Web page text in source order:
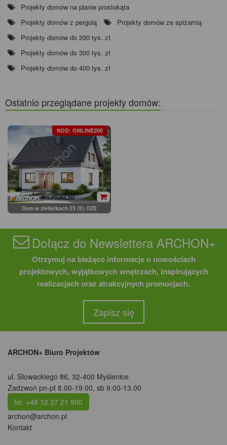
Projekty domów na planie prostokąta
Projekty domów z pergolą
Projekty domów ze spiżarnią
Projekty domów do 200 tys. zł
Projekty domów do 300 tys. zł
Projekty domów do 400 tys. zł
Ostatnio przeglądane projekty domów:
KOD: ONLINE200
Dom w zielistkach 23 (E) OZE
Dołącz do Newslettera ARCHON+
Otrzymuj na bieżąco informacje o nowościach
projektowych, wyjątkowych wnętrzach, inspirujących
realizacjach oraz atrakcyjnych promocjach.
Zapisz się
ARCHON+ Biuro Projektów
ul. Słowackiego 86, 32-400 Myślenice
Zadzwoń pn-pt 8.00-19.00, sb 9.00-13.00
tel. +48 12 37 21 900
archon@archon.pl
Kontakt